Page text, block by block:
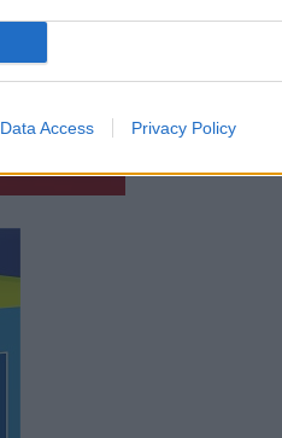
Data Access Privacy Policy